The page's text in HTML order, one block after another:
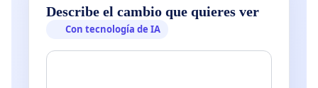
Describe el cambio que quieres ver
Con tecnología de IA